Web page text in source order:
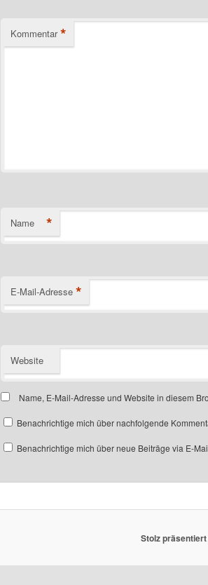
Kommentar *
Name *
E-Mail-Adresse *
Website
Name, E-Mail-Adresse und Website in diesem
Benachrichtige mich über nachfolgende
Benachrichtige mich über neue Beiträge via E-
Stolz